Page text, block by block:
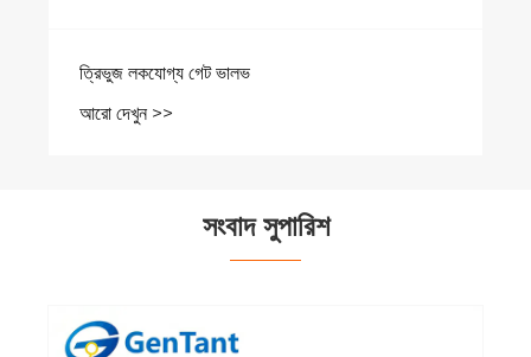
ত্রিভুজ লকযোগ্য গেট ভালভ
আরো দেখুন >>
সংবাদ সুপারিশ